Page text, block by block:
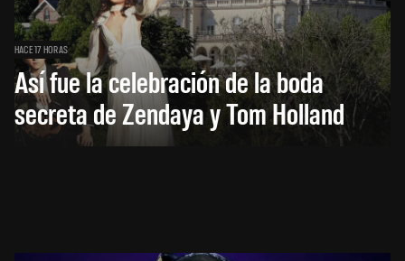
HACE 17 HORAS
Así fue la celebración de la boda
secreta de Zendaya y Tom Holland